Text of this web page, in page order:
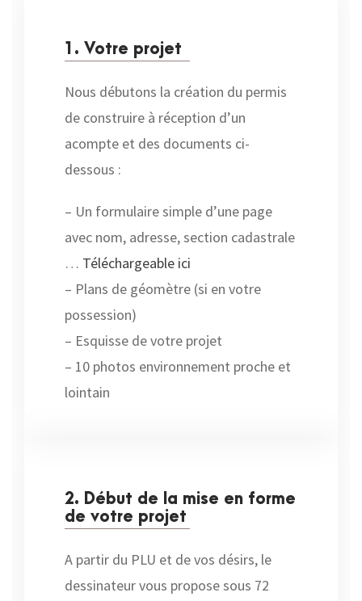
1. Votre projet
Nous débutons la création du permis
de construire à réception d’un
acompte et des documents ci-
dessous :
– Un formulaire simple d’une page
avec nom, adresse, section cadastrale
… Téléchargeable ici
– Plans de géomètre (si en votre
possession)
– Esquisse de votre projet
– 10 photos environnement proche et
lointain
2. Début de la mise en forme
de votre projet
A partir du PLU et de vos désirs, le
dessinateur vous propose sous 72